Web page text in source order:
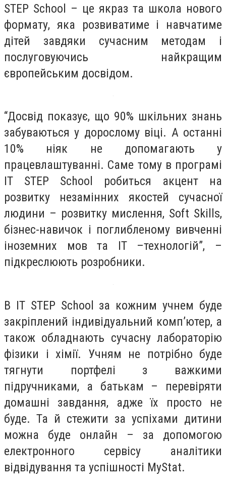
STEP School – це якраз та школа нового
формату, яка розвиватиме і навчатиме
дітей завдяки сучасним методам і
послуговуючись найкращим
європейським досвідом.
“Досвід показує, що 90% шкільних знань
забуваються у дорослому віці. А останні
10% ніяк не допомагають у
працевлаштуванні. Саме тому в програмі
IT STEP School робиться акцент на
розвитку незамінних якостей сучасної
людини – розвитку мислення, Soft Skills,
бізнес-навичок і поглибленому вивченні
іноземних мов та IT –технологій”, –
підкреслюють розробники.
В IT STEP School за кожним учнем буде
закріплений індивідуальний комп’ютер, а
також обладнають сучасну лабораторію
фізики і хімії. Учням не потрібно буде
тягнути портфелі з важкими
підручниками, а батькам – перевіряти
домашні завдання, адже їх просто не
буде. Та й стежити за успіхами дитини
можна буде онлайн – за допомогою
електронного сервісу аналітики
відвідування та успішності MyStat.